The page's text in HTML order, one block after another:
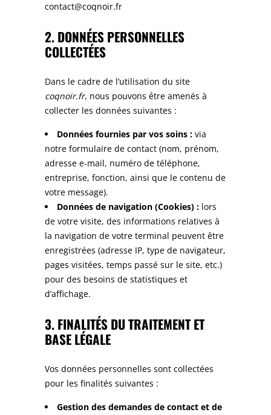
contact@coqnoir.fr
2. DONNÉES PERSONNELLES
COLLECTÉES
Dans le cadre de l’utilisation du site
coqnoir.fr, nous pouvons être amenés à
collecter les données suivantes :
Données fournies par vos soins : via
notre formulaire de contact (nom, prénom,
adresse e-mail, numéro de téléphone,
entreprise, fonction, ainsi que le contenu de
votre message).
Données de navigation (Cookies) : lors
de votre visite, des informations relatives à
la navigation de votre terminal peuvent être
enregistrées (adresse IP, type de navigateur,
pages visitées, temps passé sur le site, etc.)
pour des besoins de statistiques et
d’affichage.
3. FINALITÉS DU TRAITEMENT ET
BASE LÉGALE
Vos données personnelles sont collectées
pour les finalités suivantes :
Gestion des demandes de contact et de